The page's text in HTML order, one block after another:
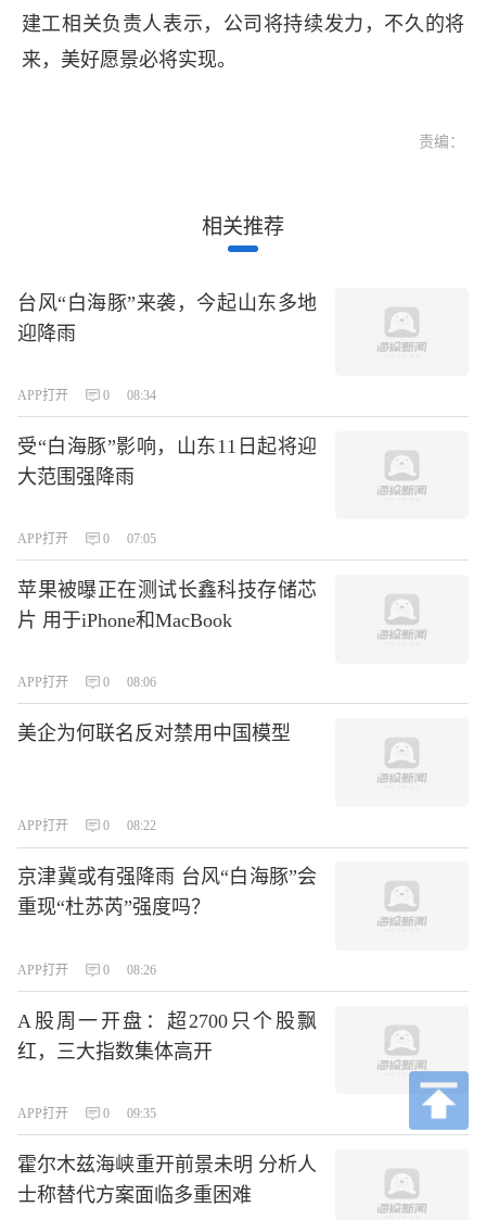
建工相关负责人表示，公司将持续发力，不久的将
来，美好愿景必将实现。
责编：
相关推荐
台风“白海豚”来袭，今起山东多地
迎降雨
APP打开 0 08:34
受“白海豚”影响，山东11日起将迎
大范围强降雨
APP打开 0 07:05
苹果被曝正在测试长鑫科技存储芯
片 用于iPhone和MacBook
APP打开 0 08:06
美企为何联名反对禁用中国模型
APP打开 0 08:22
京津冀或有强降雨 台风“白海豚”会
重现“杜苏芮”强度吗？
APP打开 0 08:26
A股周一开盘：超2700只个股飘
红，三大指数集体高开
APP打开 0 09:35
霍尔木兹海峡重开前景未明 分析人
士称替代方案面临多重困难